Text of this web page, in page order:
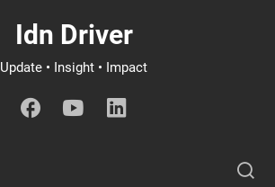
Idn Driver
Update • Insight • Impact